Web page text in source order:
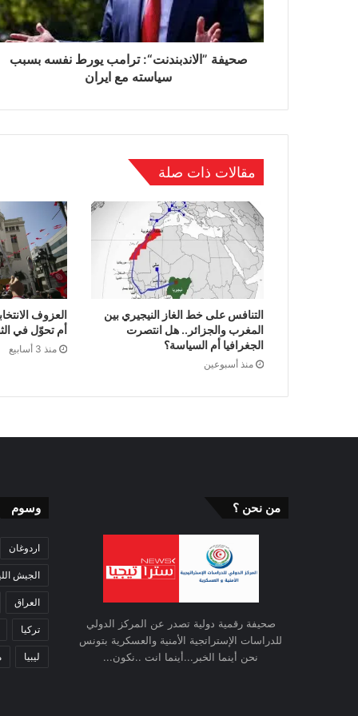
صحيفة ”الاندبندنت“: ترامب يورط نفسه بسبب
سياسته مع ايران
مقالات ذات صلة
التنافس على خط الغاز النيجيري بين
المغرب والجزائر.. هل انتصرت
الجغرافيا أم السياسة؟
منذ أسبوعين
العزوف
أم تحوّل في
منذ 3 أسابيع
من نحن ؟
صحيفة رقمية دولية تصدر عن المركز الدولي
للدراسات الإستراتجية الأمنية والعسكرية بتونس
نحن أينما الخبر...أينما انت ..نكون...
وسوم
اردوغان
الجيش
العراق
تركيا
ليبيا